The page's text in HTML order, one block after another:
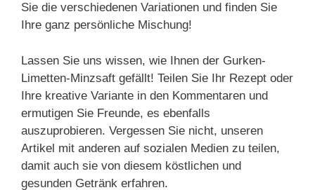
Sie die verschiedenen Variationen und finden Sie
Ihre ganz persönliche Mischung!
Lassen Sie uns wissen, wie Ihnen der Gurken-
Limetten-Minzsaft gefällt! Teilen Sie Ihr Rezept oder
Ihre kreative Variante in den Kommentaren und
ermutigen Sie Freunde, es ebenfalls
auszuprobieren. Vergessen Sie nicht, unseren
Artikel mit anderen auf sozialen Medien zu teilen,
damit auch sie von diesem köstlichen und
gesunden Getränk erfahren.